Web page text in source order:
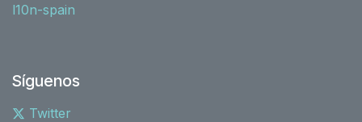
l10n-spain
Síguenos
Twitter